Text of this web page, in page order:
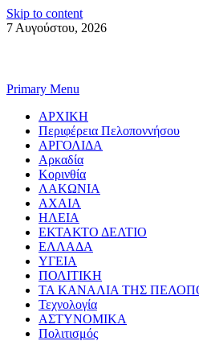
Skip to content
7 Αυγούστου, 2026
Primary Menu
ΑΡΧΙΚΗ
Περιφέρεια Πελοποννήσου
ΑΡΓΟΛΙΔΑ
Αρκαδία
Κορινθία
ΛΑΚΩΝΙΑ
ΑΧΑΙΑ
ΗΛΕΙΑ
ΕΚΤΑΚΤΟ ΔΕΛΤΙΟ
ΕΛΛΑΔΑ
ΥΓΕΙΑ
ΠΟΛΙΤΙΚΗ
ΤΑ ΚΑΝΑΛΙΑ ΤΗΣ
Τεχνολογία
ΑΣΤΥΝΟΜΙΚΑ
Πολιτισμός